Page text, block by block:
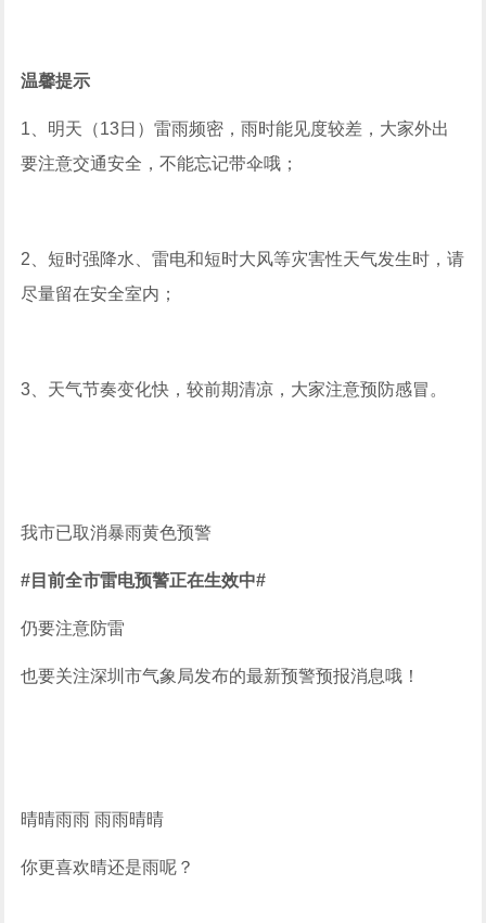
温馨提示
1、明天（13日）雷雨频密，雨时能见度较差，大家外出
要注意交通安全，不能忘记带伞哦；
2、短时强降水、雷电和短时大风等灾害性天气发生时，请
尽量留在安全室内；
3、天气节奏变化快，较前期清凉，大家注意预防感冒。
我市已取消暴雨黄色预警
#目前全市雷电预警正在生效中#
仍要注意防雷
也要关注深圳市气象局发布的最新预警预报消息哦！
晴晴雨雨 雨雨晴晴
你更喜欢晴还是雨呢？